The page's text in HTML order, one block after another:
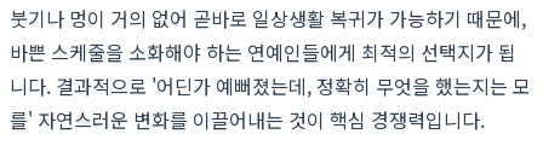
붓기나 멍이 거의 없어 곧바로 일상생활 복귀가 가능하기 때문에,
바쁜 스케줄을 소화해야 하는 연예인들에게 최적의 선택지가 됩
니다. 결과적으로 '어딘가 예뻐졌는데, 정확히 무엇을 했는지는 모
를' 자연스러운 변화를 이끌어내는 것이 핵심 경쟁력입니다.